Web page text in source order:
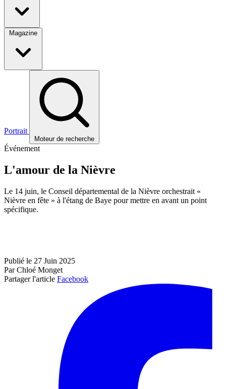
Magazine
Portrait
Moteur de recherche
Événement
L'amour de la Nièvre
Le 14 juin, le Conseil départemental de la Nièvre orchestrait «
Nièvre en fête » à l'étang de Baye pour mettre en avant un point
spécifique.
Publié le 27 Juin 2025
Par Chloé Monget
Partager l'article Facebook